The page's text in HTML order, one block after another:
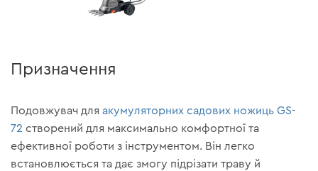
Призначення
Подовжувач дляакумуляторних садових ножиць GS-
72 створений для максимально комфортної та
ефективної роботи з інструментом. Він легко
встановлюється та дає змогу підрізати траву й